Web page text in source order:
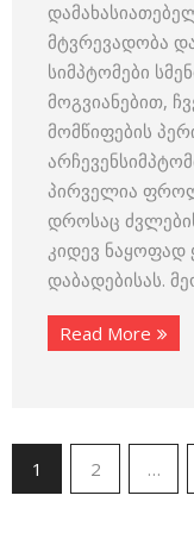
მტვრევადობა
სიმპტომები
მოგვიანებით,
მომწიფების
პირველია
დროსაც
კიდევ ნაყოფად
დაბადებისას.
Read More
1 2 …